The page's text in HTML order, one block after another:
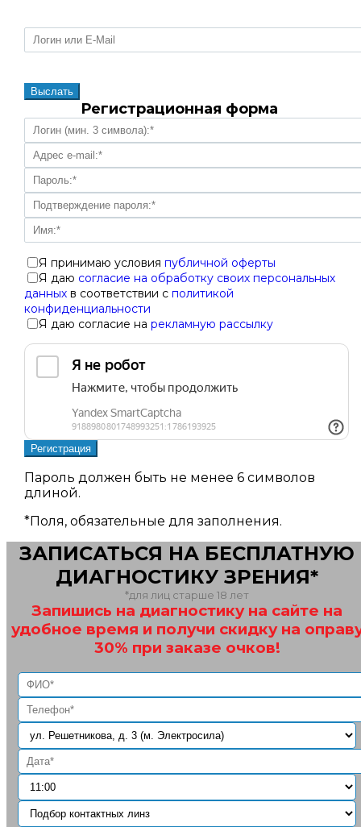
Регистрационная форма
Я принимаю условияпубличной оферты
Я даю согласие на обработку своих персональных
данных в соответствии сполитикой
конфиденциальности
Я даю согласие нарекламную рассылку
Пароль должен быть не менее 6 символов
длиной.
*Поля, обязательные для заполнения.
ЗАПИСАТЬСЯ НА БЕСПЛАТНУЮ
ДИАГНОСТИКУ ЗРЕНИЯ*
*для лиц старше 18 лет
Запишись на диагностику на сайте на
удобное время и получи скидку на
30% при заказе очков!